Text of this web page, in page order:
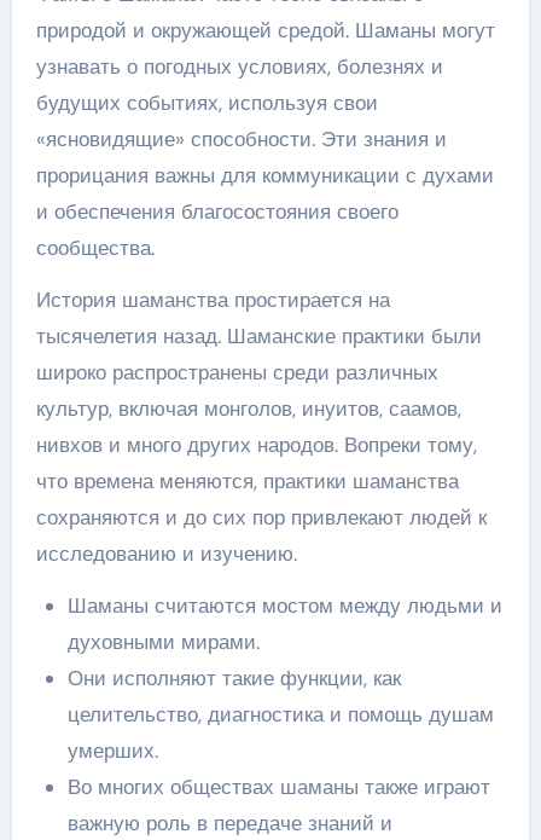
природой и окружающей средой. Шаманы могут
узнавать о погодных условиях, болезнях и
будущих событиях, используя свои
«ясновидящие» способности. Эти знания и
прорицания важны для коммуникации с духами
и обеспечения благосостояния своего
сообщества.
История шаманства простирается на
тысячелетия назад. Шаманские практики были
широко распространены среди различных
культур, включая монголов, инуитов, саамов,
нивхов и много других народов. Вопреки тому,
что времена меняются, практики шаманства
сохраняются и до сих пор привлекают людей к
исследованию и изучению.
Шаманы считаются мостом между людьми и
духовными мирами.
Они исполняют такие функции, как
целительство, диагностика и помощь душам
умерших.
Во многих обществах шаманы также играют
важную роль в передаче знаний и